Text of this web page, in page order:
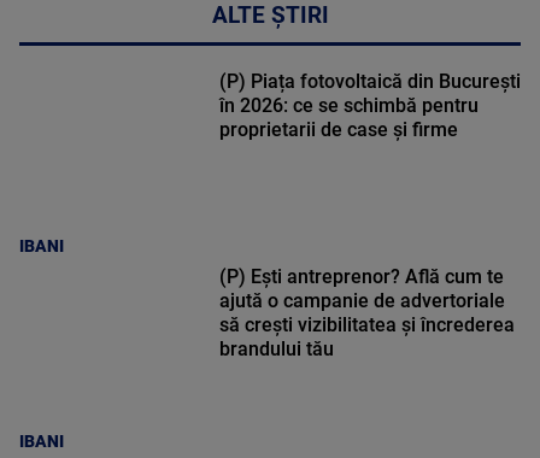
ALTE ȘTIRI
IBANI
(P) Piața fotovoltaică din București
în 2026: ce se schimbă pentru
proprietarii de case și firme
IBANI
(P) Ești antreprenor? Află cum te
ajută o campanie de advertoriale
să crești vizibilitatea și încrederea
brandului tău